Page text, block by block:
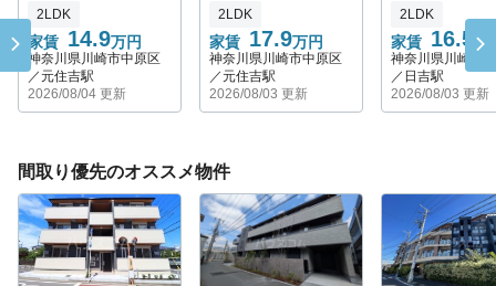
家賃 14.9万円
2LDK
神奈川県川崎市中原区
／元住吉駅
2026/08/04 更新
家賃 17.9万円
2LDK
神奈川県川崎市中原区
／元住吉駅
2026/08/03 更新
家賃 16.5 万
2LDK
神奈川県川崎市
／日吉駅
2026/08/03 更新
間取り優先のオススメ物件